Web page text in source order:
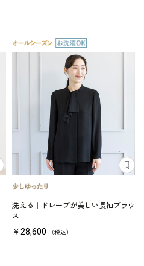
洗える｜ドレープが美しい長袖ブラウ
ス
￥28,600 （税込）